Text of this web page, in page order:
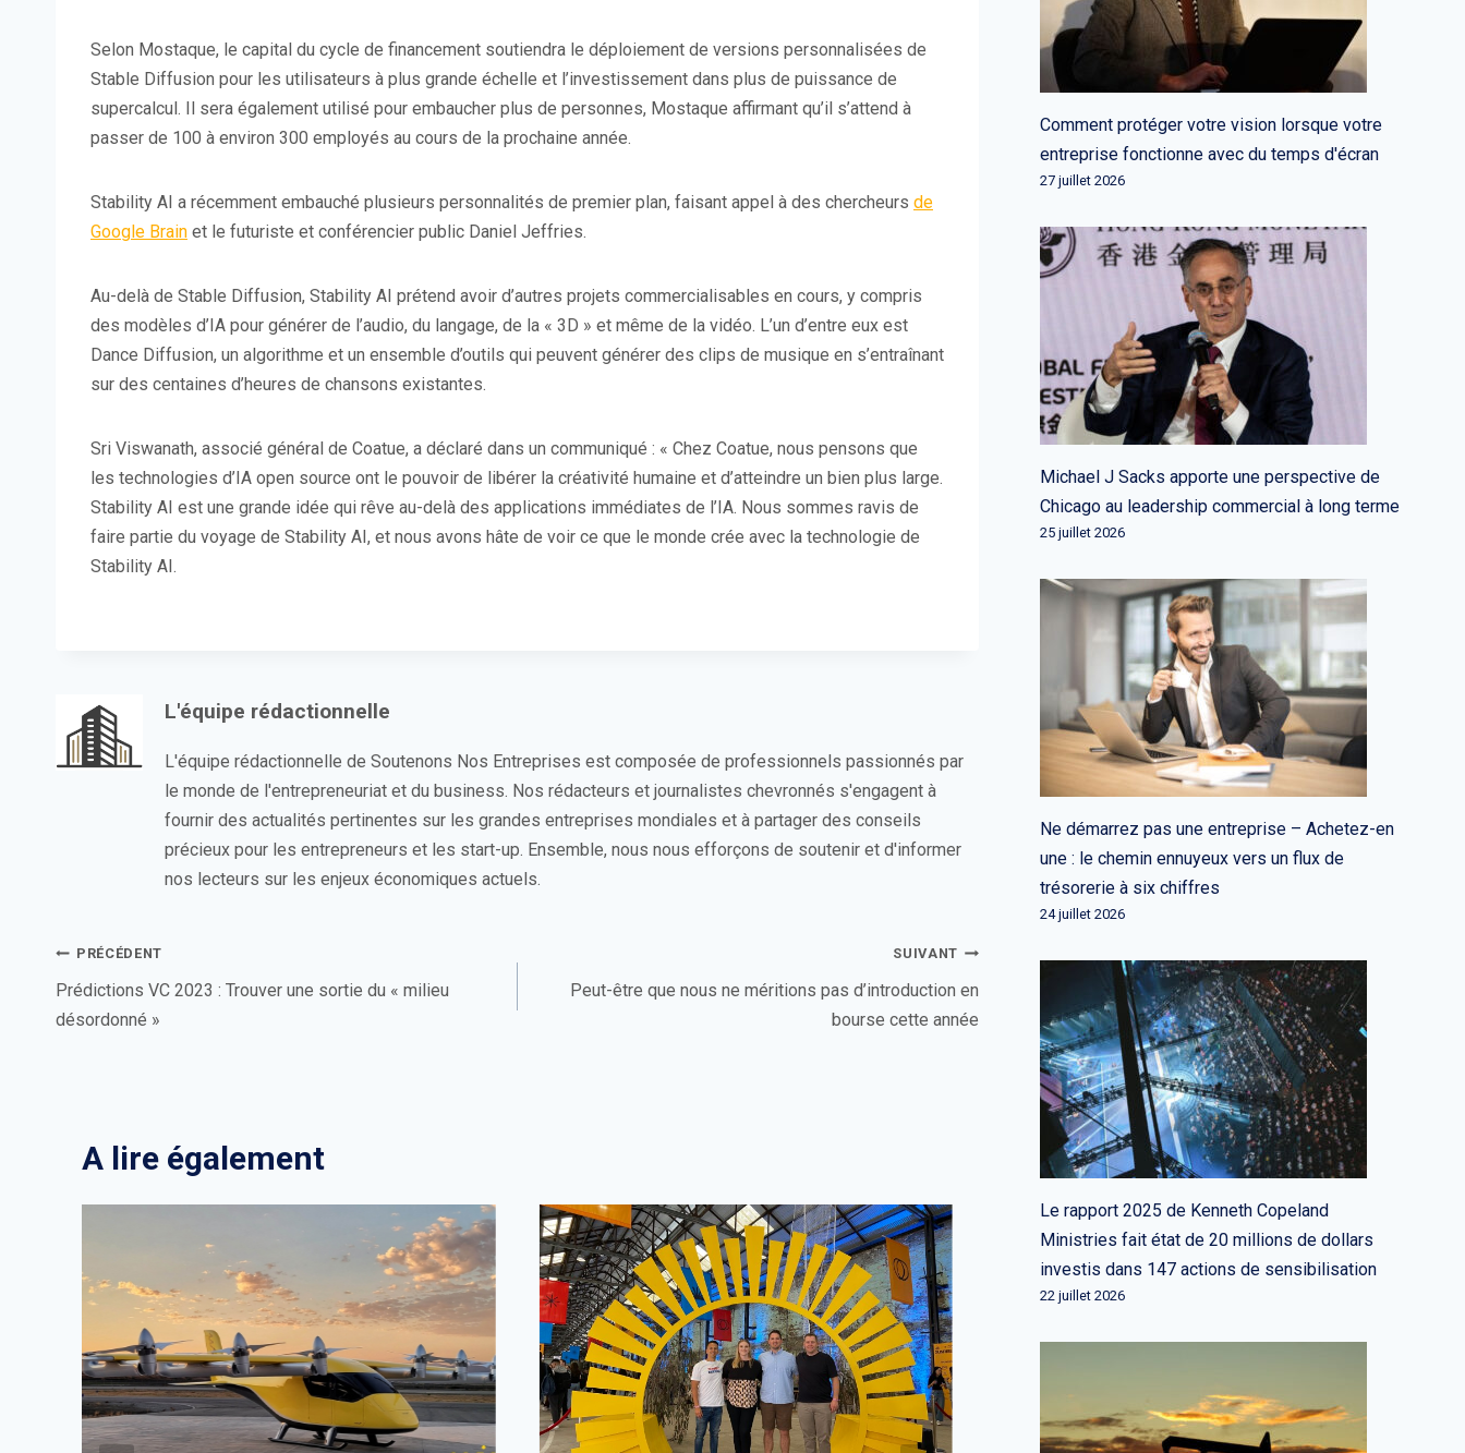
Selon Mostaque, le capital du cycle de financement soutiendra le déploiement de versions personnalisées de
Stable Diffusion pour les utilisateurs à plus grande échelle et l’investissement dans plus de puissance de
supercalcul. Il sera également utilisé pour embaucher plus de personnes, Mostaque affirmant qu’il s’attend à
passer de 100 à environ 300 employés au cours de la prochaine année.
Stability AI a récemment embauché plusieurs personnalités de premier plan, faisant appel à des chercheurs de
Google Brain et le futuriste et conférencier public Daniel Jeffries.
Au-delà de Stable Diffusion, Stability AI prétend avoir d’autres projets commercialisables en cours, y compris
des modèles d’IA pour générer de l’audio, du langage, de la « 3D » et même de la vidéo. L’un d’entre eux est
Dance Diffusion, un algorithme et un ensemble d’outils qui peuvent générer des clips de musique en s’entraînant
sur des centaines d’heures de chansons existantes.
Sri Viswanath, associé général de Coatue, a déclaré dans un communiqué : « Chez Coatue, nous pensons que
les technologies d’IA open source ont le pouvoir de libérer la créativité humaine et d’atteindre un bien plus large.
Stability AI est une grande idée qui rêve au-delà des applications immédiates de l’IA. Nous sommes ravis de
faire partie du voyage de Stability AI, et nous avons hâte de voir ce que le monde crée avec la technologie de
Stability AI.
L'équipe rédactionnelle
L'équipe rédactionnelle de Soutenons Nos Entreprises est composée de professionnels passionnés par
le monde de l'entrepreneuriat et du business. Nos rédacteurs et journalistes chevronnés s'engagent à
fournir des actualités pertinentes sur les grandes entreprises mondiales et à partager des conseils
précieux pour les entrepreneurs et les start-up. Ensemble, nous nous efforçons de soutenir et d'informer
nos lecteurs sur les enjeux économiques actuels.
Navigation
de
PRÉCÉDENT
Prédictions VC 2023 : Trouver une sortie du « milieu
désordonné »
SUIVANT
Peut-être que nous ne méritions pas d’introduction en
bourse cette année
A lire également
Comment protéger votre vision lorsque votre
entreprise fonctionne avec du temps d'écran
27 juillet 2026
Michael J Sacks apporte une perspective de
Chicago au leadership commercial à long terme
25 juillet 2026
Ne démarrez pas une entreprise – Achetez-en
une : le chemin ennuyeux vers un flux de
trésorerie à six chiffres
24 juillet 2026
Le rapport 2025 de Kenneth Copeland
Ministries fait état de 20 millions de dollars
investis dans 147 actions de sensibilisation
22 juillet 2026